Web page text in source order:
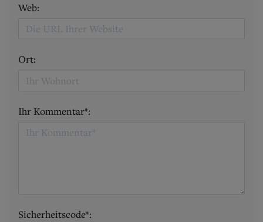
Web:
Ort:
Ihr Kommentar*:
Sicherheitscode*: